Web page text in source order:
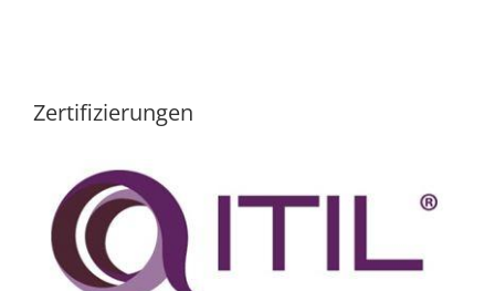
Zertifizierungen